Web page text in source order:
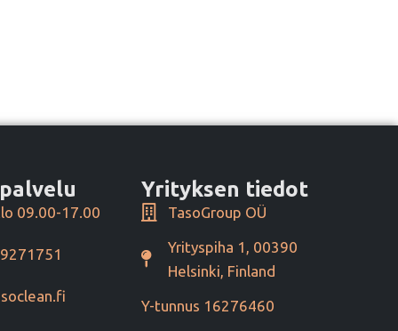
09.00-17.00
Yrityksen tiedot
TasoGroup OÜ
Yrityspiha 1, 00390
Helsinki, Finland
Y-tunnus 16276460